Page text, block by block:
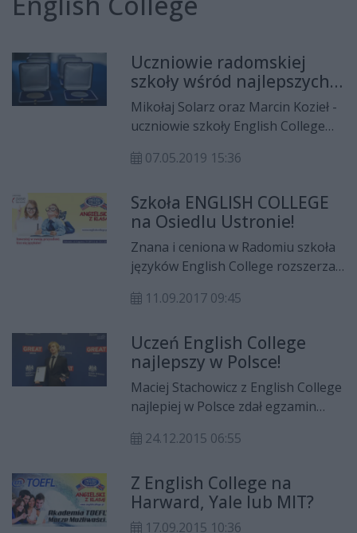
Uczniowie radomskiej
szkoły wśród najlepszych
w Polsce!
Mikołaj Solarz oraz Marcin Kozieł -
uczniowie szkoły English College
„Country Medallions” za najlepszy
egzaminie językowym Pearson PTE
General Level 2 oraz Pearson PTE
Young Learners Springboard.
07.05.2019 15:36
Szkoła ENGLISH COLLEGE
na Osiedlu Ustronie!
Znana i ceniona w Radomiu szkoła
języków English College rozszerza
placówkę. Oprócz dotychczasowych
ul. Żeromskiego 31 oraz RADOM-
MICHAŁÓW przy ul. Mieszka 1-go
3G, od września 2017 r. rusza
oddział RADOM-USTRONIE w
budynku Szkoły Podstawowej nr 11
/ Gimnazjum nr 2 przy ul. Gagarina
11.09.2017 09:45
Uczeń English College
najlepszy w Polsce!
Maciej Stachowicz z English College
najlepiej w Polsce zdał egzamin
uroczystej gali w Ambasadzie
asyście swoich rodziców, nauczycieli
i dyrekcji szkoły odebrał specjalny
medal "Medallion of Excellence"
24.12.2015 06:55
Z English College na
Harward, Yale lub MIT?
17.09.2015 10:36